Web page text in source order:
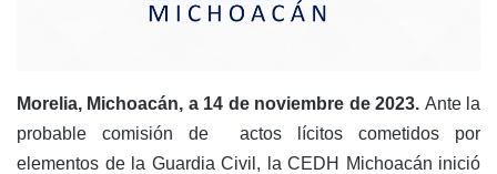
Morelia, Michoacán, a 14 de noviembre de 2023. Ante la
probable comisión de actos lícitos cometidos por
elementos de la Guardia Civil, la CEDH Michoacán inició